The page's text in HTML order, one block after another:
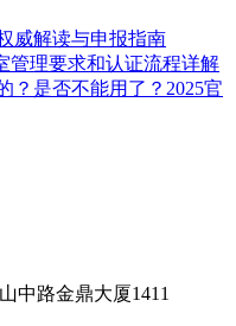
威解读与申报指南
管理要求和认证流程详解
？是否不能用了？2025官
中路金鼎大厦1411